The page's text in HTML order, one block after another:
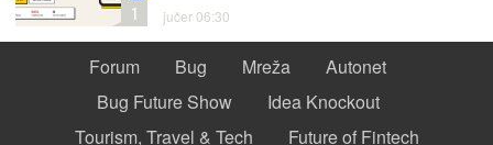
jučer 06:30
1
Forum Bug Mreža
Autonet
Bug Future Show
Idea Knockout
Tourism, Travel & Tech
Future of Fintech